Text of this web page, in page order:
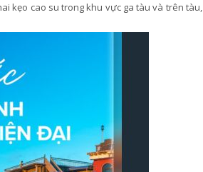
kẹo cao su trong khu vực ga tàu và trên tàu,